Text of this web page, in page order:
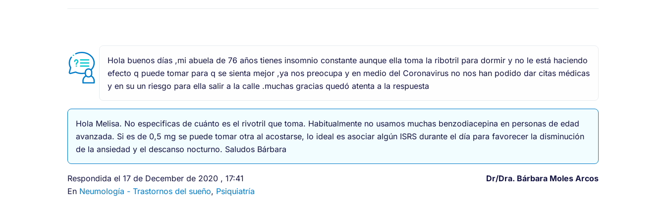
Hola buenos días ,mi abuela de 76 años tienes insomnio constante aunque ella toma la ribotril para dormir y no le está haciendo
efecto q puede tomar para q se sienta mejor ,ya nos preocupa y en medio del Coronavirus no nos han podido dar citas médicas
y en su un riesgo para ella salir a la calle .muchas gracias quedó atenta a la respuesta
Hola Melisa. No especificas de cuánto es el rivotril que toma. Habitualmente no usamos muchas benzodiacepina en personas de edad
avanzada. Si es de 0,5 mg se puede tomar otra al acostarse, lo ideal es asociar algún ISRS durante el día para favorecer la disminución
de la ansiedad y el descanso nocturno. Saludos Bárbara
Respondida el 17 de December de 2020 , 17:41 Dr/Dra. Bárbara Moles Arcos
En Neumología - Trastornos del sueño, Psiquiatría